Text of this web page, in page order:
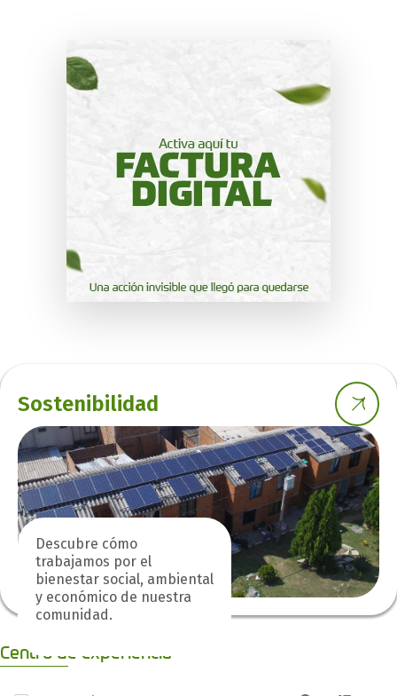
Sostenibilidad
Descubre cómo
trabajamos por el
bienestar social, ambiental
y económico de nuestra
comunidad.
Centro de experiencia